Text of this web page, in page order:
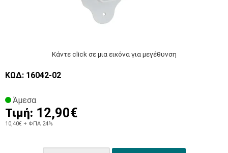
Κάντε click σε μια εικόνα για μεγέθυνση
ΚΩΔ: 16042-02
Άμεσα
Τιμή: 12,90€
10,40€ + ΦΠΑ 24%